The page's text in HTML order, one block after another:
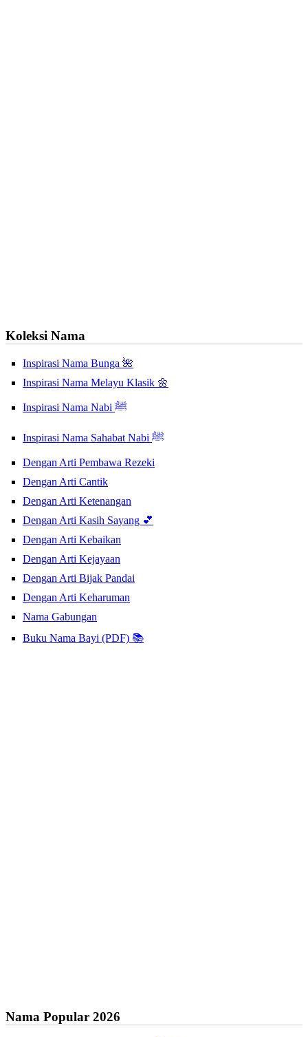
Koleksi Nama
Inspirasi Nama Bunga 🌺
Inspirasi Nama Melayu Klasik 🌼
Inspirasi Nama Nabi ﷺ
Inspirasi Nama Sahabat Nabi ﷺ
Dengan Arti Pembawa Rezeki
Dengan Arti Cantik
Dengan Arti Ketenangan
Dengan Arti Kasih Sayang 💕
Dengan Arti Kebaikan
Dengan Arti Kejayaan
Dengan Arti Bijak Pandai
Dengan Arti Keharuman
Nama Gabungan
Buku Nama Bayi (PDF) 📚
Nama Popular 2026